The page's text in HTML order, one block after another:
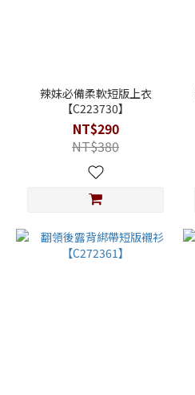
辣妹必備柔軟短版上衣
【C223730】
NT$290
NT$380